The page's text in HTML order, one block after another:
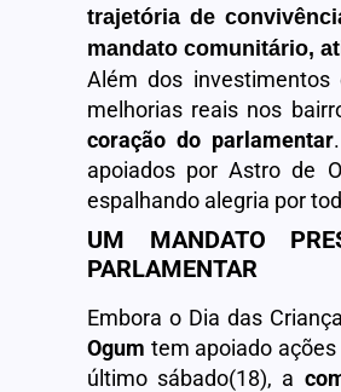
trajetória de
mandato comunitário,
Além dos
melhorias reais nos
coração do parlamentar
apoiados por Astro de
espalhando alegria por
UM MANDATO
PARLAMENTAR
Embora o Dia das
Ogum tem apoiado
último sábado(18), a